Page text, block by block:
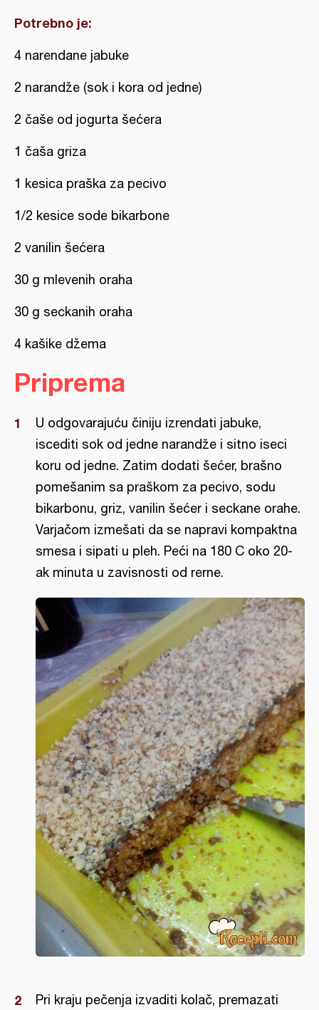
Potrebno je:
4 narendane jabuke
2 narandže (sok i kora od jedne)
2 čaše od jogurta šećera
1 čaša griza
1 kesica praška za pecivo
1/2 kesice sode bikarbone
2 vanilin šećera
30 g mlevenih oraha
30 g seckanih oraha
4 kašike džema
Priprema
U odgovarajuću činiju izrendati jabuke,
iscediti sok od jedne narandže i sitno iseci
koru od jedne. Zatim dodati šećer, brašno
pomešanim sa praškom za pecivo, sodu
bikarbonu, griz, vanilin šećer i seckane orahe.
Varjačom izmešati da se napravi kompaktna
smesa i sipati u pleh. Peći na 180 C oko 20-
ak minuta u zavisnosti od rerne.
Pri kraju pečenja izvaditi kolač, premazati